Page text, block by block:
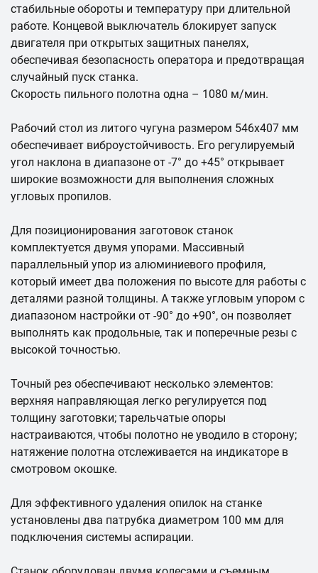
стабильные обороты и температуру при длительной
работе. Концевой выключатель блокирует запуск
двигателя при открытых защитных панелях,
обеспечивая безопасность оператора и предотвращая
случайный пуск станка.
Скорость пильного полотна одна – 1080 м/мин.
Рабочий стол из литого чугуна размером 546x407 мм
обеспечивает виброустойчивость. Его регулируемый
угол наклона в диапазоне от -7° до +45° открывает
широкие возможности для выполнения сложных
угловых пропилов.
Для позиционирования заготовок станок
комплектуется двумя упорами. Массивный
параллельный упор из алюминиевого профиля,
который имеет два положения по высоте для работы с
деталями разной толщины. А также угловым упором с
диапазоном настройки от -90° до +90°, он позволяет
выполнять как продольные, так и поперечные резы с
высокой точностью.
Точный рез обеспечивают несколько элементов:
верхняя направляющая легко регулируется под
толщину заготовки; тарельчатые опоры
настраиваются, чтобы полотно не уводило в сторону;
натяжение полотна отслеживается на индикаторе в
смотровом окошке.
Для эффективного удаления опилок на станке
установлены два патрубка диаметром 100 мм для
подключения системы аспирации.